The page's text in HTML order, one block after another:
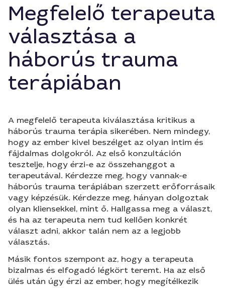
Megfelelő terapeuta
választása a
háborús trauma
terápiában
A megfelelő terapeuta kiválasztása kritikus a
háborús trauma terápia sikerében. Nem mindegy,
hogy az ember kivel beszélget az olyan intim és
fájdalmas dolgokról. Az első konzultáción
tesztelje, hogy érzi-e az összehanggot a
terapeutával. Kérdezze meg, hogy vannak-e
háborús trauma terápiában szerzett erőforrásaik
vagy képzésük. Kérdezze meg, hányan dolgoztak
olyan kliensekkel, mint ő. Hallgassa meg a választ,
és ha az terapeuta nem tud kellően konkrét
választ adni, akkor talán nem az a legjobb
választás.
Másik fontos szempont az, hogy a terapeuta
bizalmas és elfogadó légkört teremt. Ha az első
ülés után úgy érzi az ember, hogy megítélkezik